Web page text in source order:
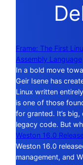
Frame: The First
Assembly Language
In a bold move
Geir Isene has
Linux written
is one of those
for granted. It’s
legacy code. But
Weston 16.0
Weston 16.0
management, and